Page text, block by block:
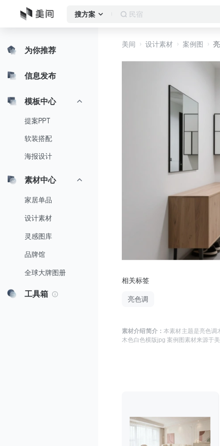
搜方案 民宿
为你推荐
信息发布
模板中心
提案PPT
软装搭配
海报设计
素材中心
家居单品
设计素材
灵感图库
品牌馆
全球大牌图册
工具箱
美间 设计素材 案例图
相关标签
亮色调
素材介绍简介：本素材主题是亮色调
木色白色横版jpg 案例图 素材来源于